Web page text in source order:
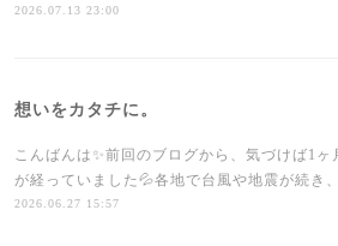
2026.07.13 23:00
想いをカタチに。
こんばんは✨前回のブログから、気づけば1ヶ
が経っていました💦各地で台風や地震が続き
2026.06.27 15:57